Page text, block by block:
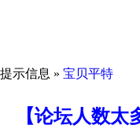
提示信息 » 宝贝平特
【论坛人数